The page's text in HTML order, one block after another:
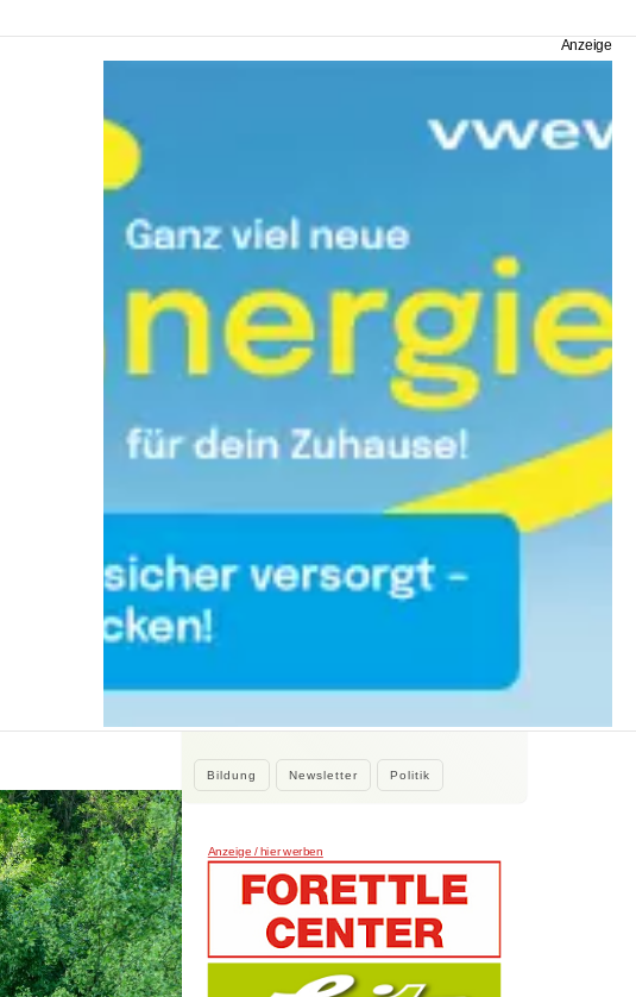
WEITERE NEWS
Bildung Newsletter Politik
2. August 2026
Kleine Beiträge die großes bewirken:
Anzeige / hier werben